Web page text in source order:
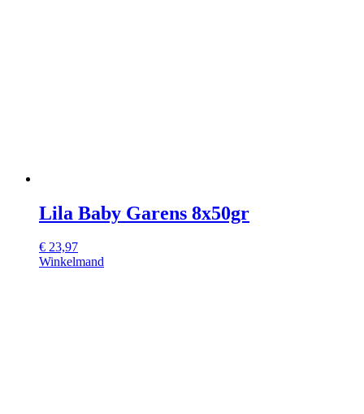
Lila Baby Garens 8x50gr
€ 23,97
Winkelmand